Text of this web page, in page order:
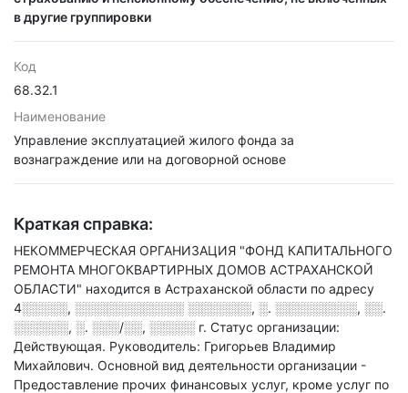
в другие группировки
Код
68.32.1
Наименование
Управление эксплуатацией жилого фонда за
вознаграждение или на договорной основе
Краткая справка:
НЕКОММЕРЧЕСКАЯ ОРГАНИЗАЦИЯ "ФОНД КАПИТАЛЬНОГО
РЕМОНТА МНОГОКВАРТИРНЫХ ДОМОВ АСТРАХАНСКОЙ
ОБЛАСТИ" находится в Астраханской области по адресу
4░░░░░, ░░░░░░░░░░░░ ░░░░░░░, ░. ░░░░░░░░░, ░░.
░░░░░░, ░. ░░░/░░, ░░░░░ г. Статус организации:
Действующая. Руководитель: Григорьев Владимир
Михайлович. Основной вид деятельности организации -
Предоставление прочих финансовых услуг, кроме услуг по